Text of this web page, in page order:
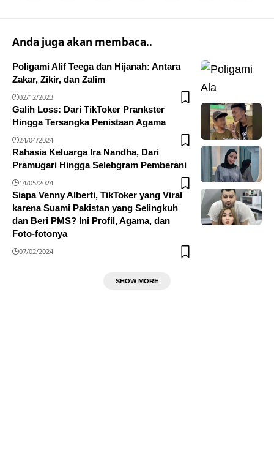
Anda juga akan membaca..
Poligami Alif Teega dan Hijanah: Antara
Zakar, Zikir, dan Zalim
02/12/2023
Galih Loss: Dari TikToker Prankster
Hingga Tersangka Penistaan Agama
24/04/2024
Rahasia Keluarga Ira Nandha, Dari
Pramugari Hingga Selebgram Pemberani
14/05/2024
Siapa Venny Alberti, TikToker yang Viral
karena Suami Pakistan yang Selingkuh
dan Beri PMS? Ini Profil, Agama, dan
Foto-fotonya
07/02/2024
SHOW MORE